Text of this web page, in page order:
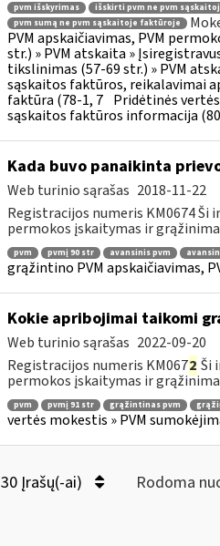
pvm išskyrimas išskirti pvm ne pvm
pvm sumą ne pvm sąskaitoje faktūroje
PVM apskaičiavimas, PVM
str.) » PVM atskaita »
tikslinimas (57-69 str.) » PVM
sąskaitos faktūros, reikalavimai
faktūra (78-1, 7 Pridėtinės
sąskaitos faktūros informacija
Kada buvo panaikinta
Web turinio sąrašas 2018-11-22
Registracijos numeris KM0674 Ši
permokos įskaitymas ir
pvm pvmį 90 str avansinis pvm
grąžintino PVM apskaičiavimas,
Kokie apribojimai taikomi
Web turinio sąrašas 2022-09-20
Registracijos numeris KM0672 Ši
permokos įskaitymas ir
pvm pvmį 91 str grąžintinas pvm
vertės mokestis » PVM
30 Įrašų(-ai) Rodoma